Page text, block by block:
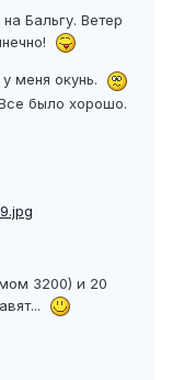
Бальгу. Ветер
меня окунь.
было хорошо.
3200) и 20